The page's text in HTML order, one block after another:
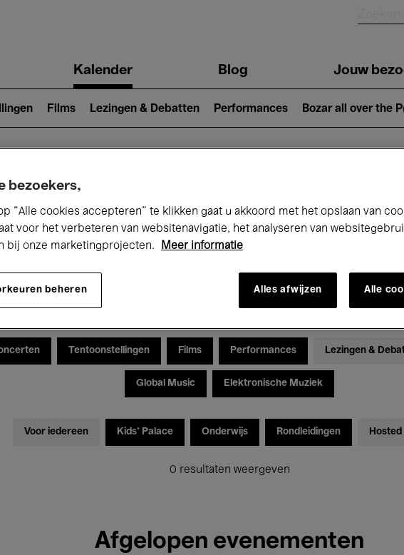
navigationKalender Blog Jouw
Films Lezingen & Debatten Performances Bozar all over the
Nu bij Bozar
Dinsdag 21 April 2026
Tentoonstellingen Films Performances Lezingen &
Global Music Elektronische Muziek
Voor iedereen Kids’ Palace Onderwijs Rondleidingen
0 resultaten weergeven
Afgelopen evenementen
bezoekers,
“Alle cookies accepteren” te klikken gaat u akkoord met het opslaan van
voor het verbeteren van websitenavigatie, het analyseren van
bij onze marketingprojecten.
Meer informatie
beheren Alles afwijzen Alle